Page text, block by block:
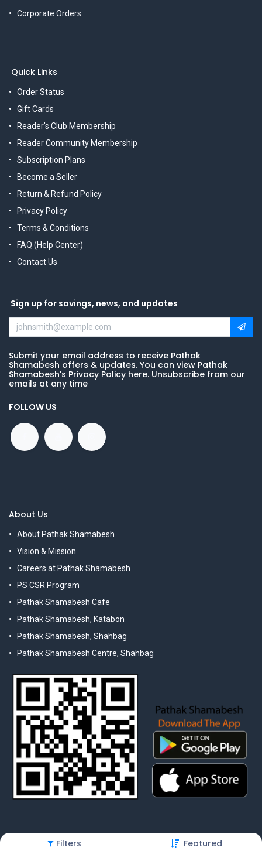
Filters Featured
Corporate Orders
Quick Links
Order Status
Gift Cards
Reader's Club Membership
Reader Community Membership
Subscription Plans
Become a Seller
Return & Refund Policy
Privacy Policy
Terms & Conditions
FAQ (Help Center)
Contact Us
Sign up for savings, news, and updates
Submit your email address to receive Pathak
Shamabesh offers & updates. You can view Pathak
Shamabesh's Privacy Policy here. Unsubscribe from our
emails at any time
FOLLOW US
About Us
About Pathak Shamabesh
Vision & Mission
Careers at Pathak Shamabesh
PS CSR Program
Pathak Shamabesh Cafe
Pathak Shamabesh, Katabon
Pathak Shamabesh, Shahbag
Pathak Shamabesh Centre, Shahbag
© 2025 Pathak Shamabesh. Developed by Metamorphosis Ltd. |